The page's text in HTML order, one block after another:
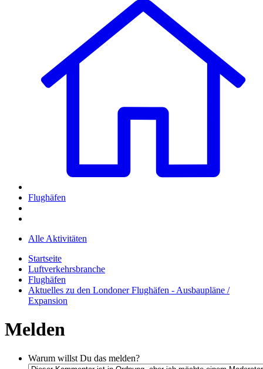
Flughäfen
Alle Aktivitäten
Startseite
Luftverkehrsbranche
Flughäfen
Aktuelles zu den Londoner Flughäfen - Ausbaupläne /
Expansion
Melden
Warum willst Du das melden?